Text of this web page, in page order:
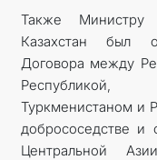
Также Министру
Казахстан был
Договора между
Республикой,
Туркменистаном и
добрососедстве и
Центральной